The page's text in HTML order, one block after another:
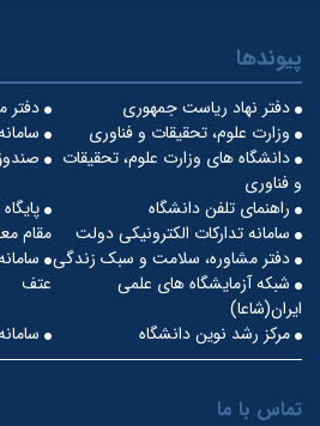
پیوندها
دفتر
دفتر نهاد ریاست جمهوری
وزارت علوم، تحقیقات و فناوری
دانشگاه های وزارت علوم، تحقیقات
و فناوری
مقام
راهنمای تلفن دانشگاه
سامانه تدارکات الکترونیکی دولت
عتف
دفتر مشاوره، سلامت و سبک زندگی
شبکه آزمایشگاه های علمی
ایران(شاعا)
مرکز رشد نوین دانشگاه
تماس با ما